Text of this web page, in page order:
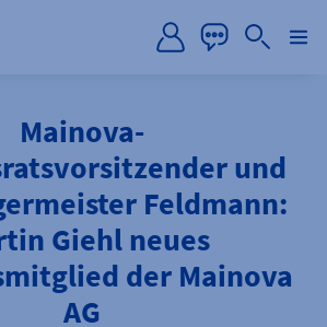
Mainova-
und
Feldmann:
Giehl neues
der Mainova
AG